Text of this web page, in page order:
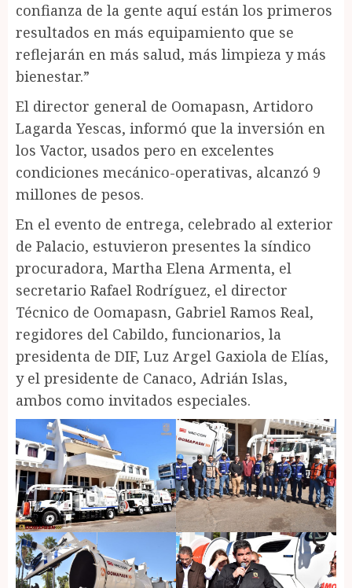
confianza de la gente aquí están los primeros
resultados en más equipamiento que se
reflejarán en más salud, más limpieza y más
bienestar.”
El director general de Oomapasn, Artidoro
Lagarda Yescas, informó que la inversión en
los Vactor, usados pero en excelentes
condiciones mecánico-operativas, alcanzó 9
millones de pesos.
En el evento de entrega, celebrado al exterior
de Palacio, estuvieron presentes la síndico
procuradora, Martha Elena Armenta, el
secretario Rafael Rodríguez, el director
Técnico de Oomapasn, Gabriel Ramos Real,
regidores del Cabildo, funcionarios, la
presidenta de DIF, Luz Argel Gaxiola de Elías,
y el presidente de Canaco, Adrián Islas,
ambos como invitados especiales.